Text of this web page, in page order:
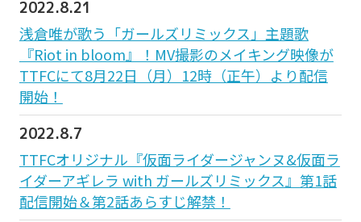
2022.8.21
浅倉唯が歌う「ガールズリミックス」主題歌
『Riot in bloom』！MV撮影のメイキング映像が
TTFCにて8月22日（月）12時（正午）より配信
開始！
2022.8.7
TTFCオリジナル『仮面ライダージャンヌ&仮面ラ
イダーアギレラ with ガールズリミックス』第1話
配信開始＆第2話あらすじ解禁！